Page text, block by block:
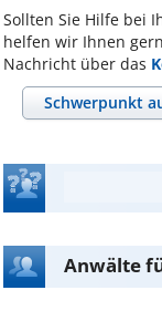
Sollten Sie Hilfe bei
helfen wir Ihnen
Nachricht über das
Schwerpunkt
Anwälte